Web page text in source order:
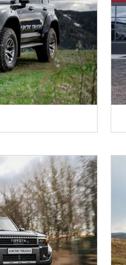
Имя*
ФИО*
Телефон*
ФИО*